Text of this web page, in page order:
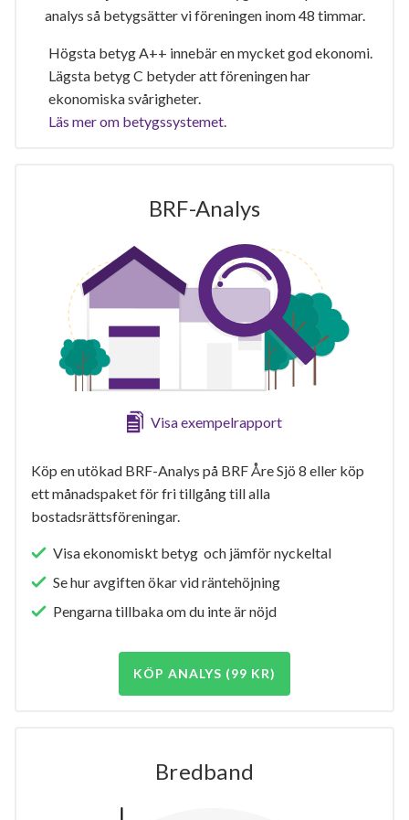
analys så betygsätter vi föreningen inom 48 timmar.
Högsta betyg A++ innebär en mycket god ekonomi.
Lägsta betyg C betyder att föreningen har
ekonomiska svårigheter.
Läs mer om betygssystemet.
BRF-Analys
Visa exempelrapport
Köp en utökad BRF-Analys på BRF Åre Sjö 8 eller köp
ett månadspaket för fri tillgång till alla
bostadsrättsföreningar.
Visa ekonomiskt betyg och jämför nyckeltal
Se hur avgiften ökar vid räntehöjning
Pengarna tillbaka om du inte är nöjd
KÖP ANALYS (99 KR)
Bredband